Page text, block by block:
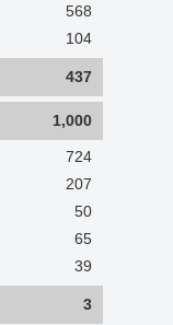
568
104
437
1,000
724
207
50
65
39
3